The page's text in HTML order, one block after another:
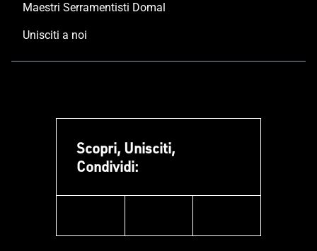
Maestri Serramentisti Domal
Unisciti a noi
Scopri, Unisciti,
Condividi: